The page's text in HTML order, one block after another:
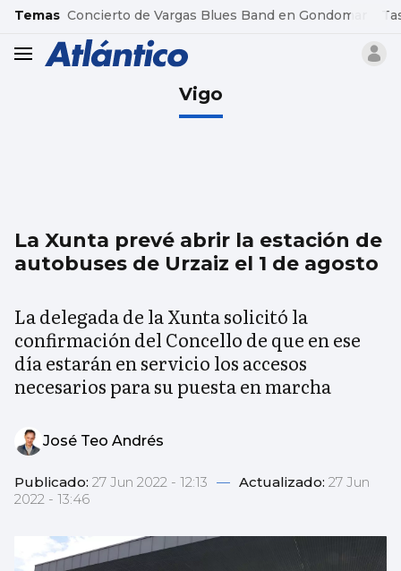
common.go-to-content
Temas Concierto de Vargas Blues Band en Gondomar
header.menu.open
Vigo
La Xunta prevé abrir la estación de
autobuses de Urzaiz el 1 de agosto
La delegada de la Xunta solicitó la
confirmación del Concello de que en ese
día estarán en servicio los accesos
necesarios para su puesta en marcha
José Teo Andrés
Publicado: 27 Jun 2022 - 12:13 — Actualizado: 27 Jun
2022 - 13:46